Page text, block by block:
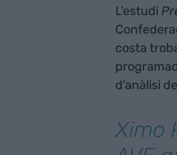
L'estudi
costa
d'anàlisi
Ximo